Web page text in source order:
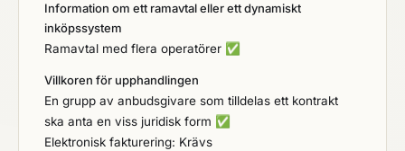
Information om ett ramavtal eller ett dynamiskt
inköpssystem
Ramavtal med flera operatörer ✅
Villkoren för upphandlingen
En grupp av anbudsgivare som tilldelas ett kontrakt
ska anta en viss juridisk form ✅
Elektronisk fakturering: Krävs